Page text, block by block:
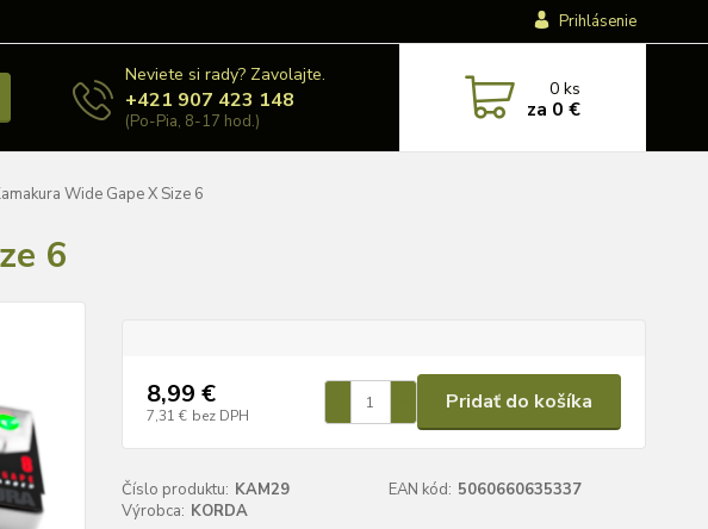
Prihlásenie
Neviete si rady? Zavolajte.
+421 907 423 148
(Po-Pia, 8-17 hod.)
0ks
za 0 €
Wide Gape X Size 6
6
8,99 €
7,31 € bez DPH
Pridať do košíka
Číslo produktu: KAM29 EAN kód: 5060660635337
Výrobca: KORDA